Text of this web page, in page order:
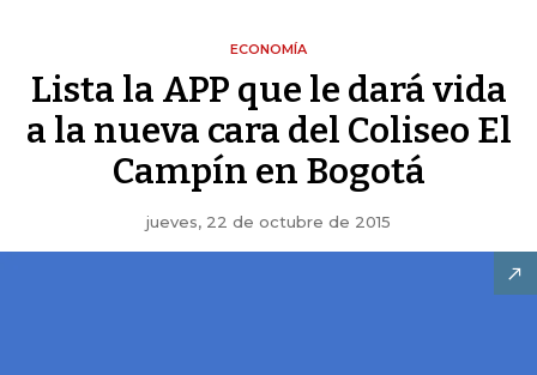
ECONOMÍA
Lista la APP que le dará vida
a la nueva cara del Coliseo El
Campín en Bogotá
jueves, 22 de octubre de 2015